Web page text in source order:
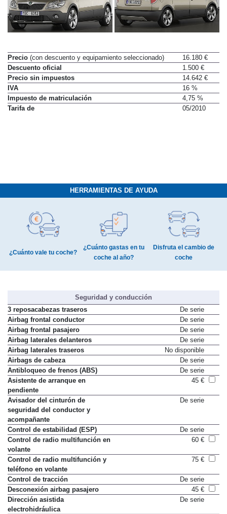
Precio (con descuento y equipamiento seleccionado)
16.180 €
Descuento oficial
1.500 €
Precio sin impuestos
14.642 €
IVA
16 %
Impuesto de matriculación
4,75 %
Tarifa de
05/2010
HERRAMIENTAS DE AYUDA
¿Cuánto vale tu coche?
¿Cuánto gastas en tu
coche al año?
Disfruta el cambio de
coche
Seguridad y conducción
3 reposacabezas traseros
De serie
Airbag frontal conductor
De serie
Airbag frontal pasajero
De serie
Airbag laterales delanteros
De serie
Airbag laterales traseros
No disponible
Airbags de cabeza
De serie
Antibloqueo de frenos (ABS)
De serie
Asistente de arranque en
pendiente
45 €
Avisador del cinturón de
seguridad del conductor y
acompañante
De serie
Control de estabilidad (ESP)
De serie
Control de radio multifunción en
volante
60 €
Control de radio multifunción y
teléfono en volante
75 €
Control de tracción
De serie
Desconexión airbag pasajero
45 €
Dirección asistida
electrohidráulica
De serie